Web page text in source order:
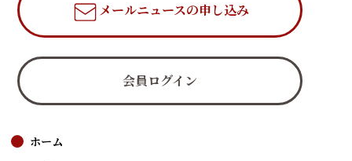
メールニュースの申し込み
会員ログイン
ホーム